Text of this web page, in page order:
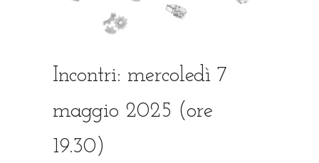
Incontri: mercoledì 7
maggio 2025 (ore
19.30)